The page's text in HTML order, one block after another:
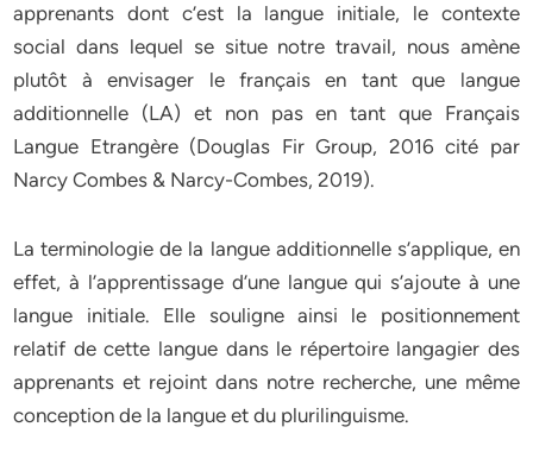
apprenants dont c’est la langue initiale, le contexte
social dans lequel se situe notre travail, nous amène
plutôt à envisager le français en tant que langue
additionnelle (LA) et non pas en tant que Français
Langue Etrangère (Douglas Fir Group, 2016 cité par
Narcy Combes & Narcy-Combes, 2019).
La terminologie de la langue additionnelle s’applique, en
effet, à l’apprentissage d’une langue qui s’ajoute à une
langue initiale. Elle souligne ainsi le positionnement
relatif de cette langue dans le répertoire langagier des
apprenants et rejoint dans notre recherche, une même
conception de la langue et du plurilinguisme.